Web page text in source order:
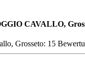
CAVALLO,
Grosseto: 15